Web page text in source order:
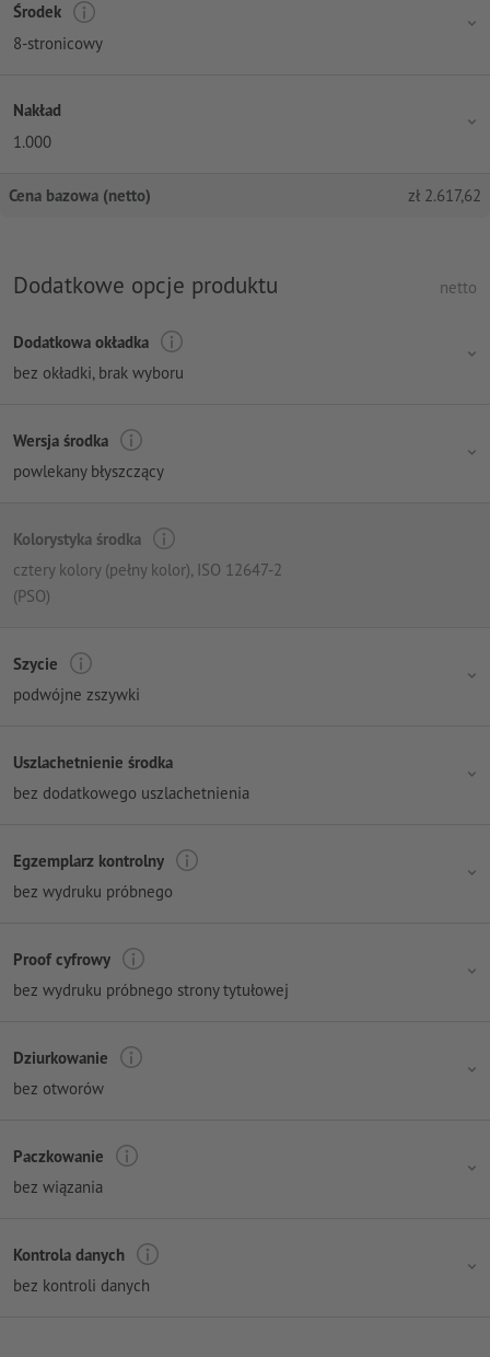
Środek
8-stronicowy
Nakład
1.000
Cena bazowa (netto) zł 2.617,62
Dodatkowe opcje produktu netto
Dodatkowa okładka
bez okładki, brak wyboru
Wersja środka
powlekany błyszczący
Kolorystyka środka
cztery kolory (pełny kolor), ISO 12647-2
(PSO)
Szycie
podwójne zszywki
Uszlachetnienie środka
bez dodatkowego uszlachetnienia
Egzemplarz kontrolny
bez wydruku próbnego
Proof cyfrowy
bez wydruku próbnego strony tytułowej
Dziurkowanie
bez otworów
Paczkowanie
bez wiązania
Kontrola danych
bez kontroli danych